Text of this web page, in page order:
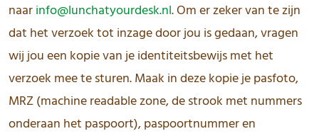
naarinfo@lunchatyourdesk.nl. Om er zeker van te zijn
dat het verzoek tot inzage door jou is gedaan, vragen
wij jou een kopie van je identiteitsbewijs met het
verzoek mee te sturen. Maak in deze kopie je pasfoto,
MRZ (machine readable zone, de strook met nummers
onderaan het paspoort), paspoortnummer en